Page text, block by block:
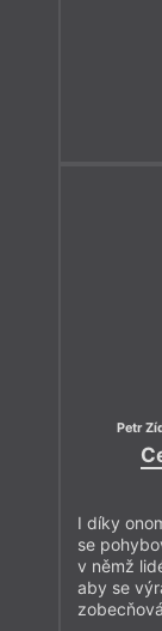
Petr
I díky
se
v němž
aby se